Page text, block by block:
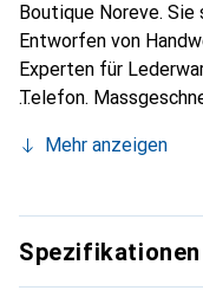
Boutique Noreve.
Entworfen von
Experten für
Telefon.
unverzichtbaren
die Marke Noreve
anspruchsvolle
Mehr anzeigen
Spezifikationen